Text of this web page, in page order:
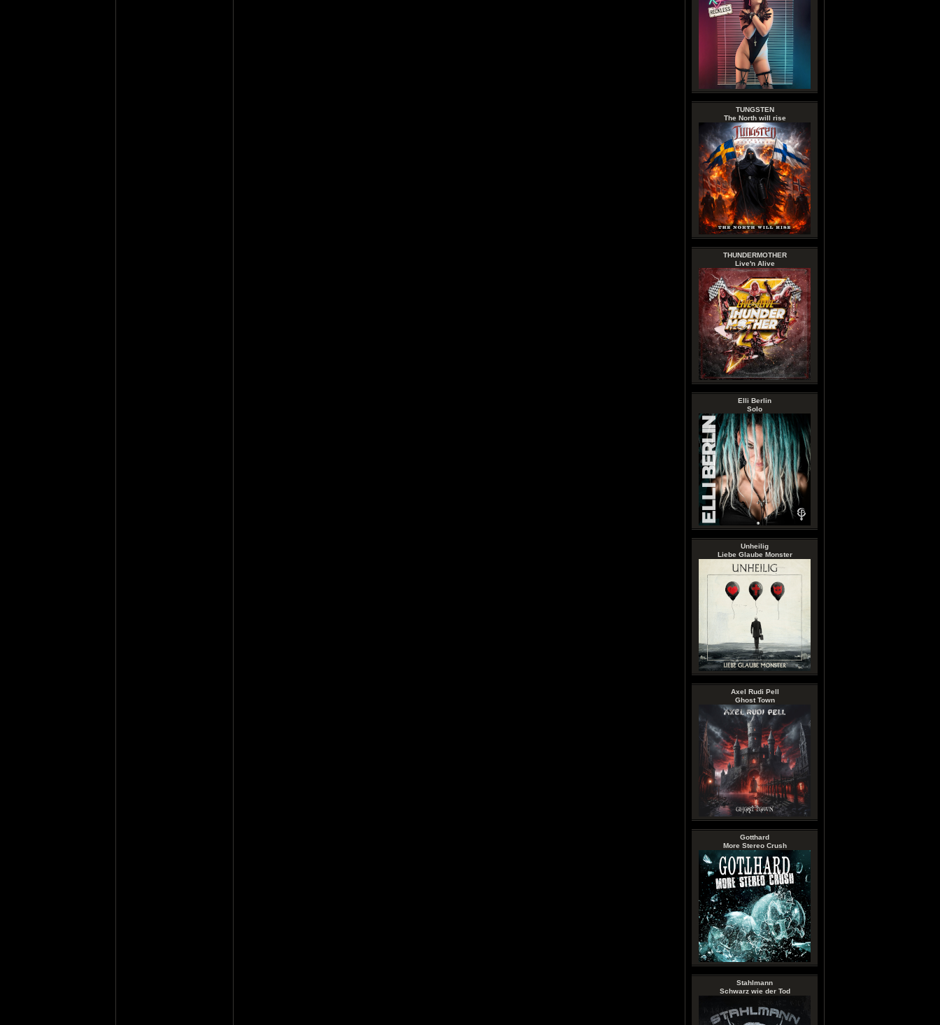
TUNGSTEN
The North will rise
THUNDERMOTHER
Live'n Alive
Elli Berlin
Solo
Unheilig
Liebe Glaube Monster
Axel Rudi Pell
Ghost Town
Gotthard
More Stereo Crush
Stahlmann
Schwarz wie der Tod